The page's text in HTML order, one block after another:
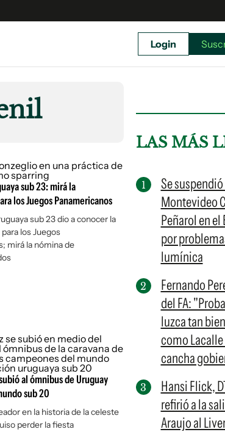
Suscribite x US$
Login
sub 23: mirá la
los Juegos Panamericanos
sub 23 dio a conocer la
los Juegos
mirá la nómina de
al ómnibus de Uruguay
sub 20
en la historia de la celeste
perder la fiesta
LAS MÁS
Se
Montevideo
Peñarol en
por
lumínica
Fernando
del FA:
luzca tan
como
cancha
Hansi Flick,
refirió a la
Araujo al